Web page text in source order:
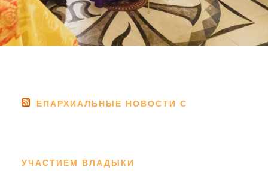
ЕПАРХИАЛЬНЫЕ НОВОСТИ С
УЧАСТИЕМ ВЛАДЫКИ